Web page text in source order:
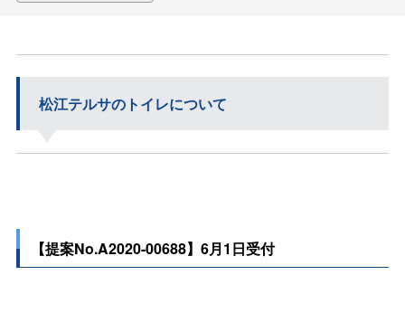
松江テルサのトイレについて
【提案No.A2020-00688】6月1日受付